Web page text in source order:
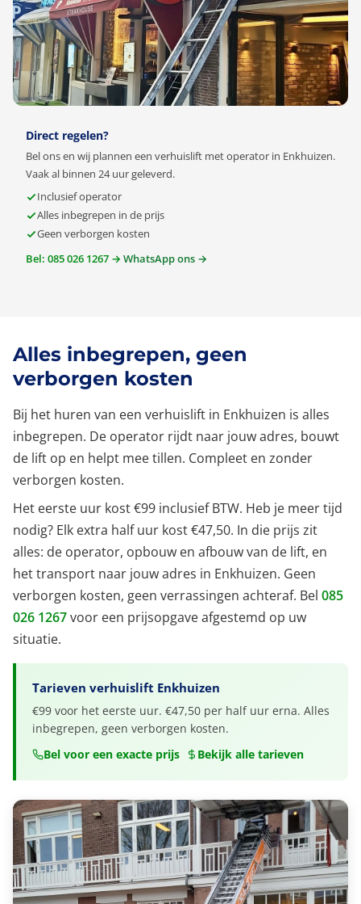
Direct regelen?
Bel ons en wij plannen een verhuislift met operator in Enkhuizen.
Vaak al binnen 24 uur geleverd.
Inclusief operator
Alles inbegrepen in de prijs
Geen verborgen kosten
Bel: 085 026 1267 → WhatsApp ons →
Alles inbegrepen, geen
verborgen kosten
Bij het huren van een verhuislift in Enkhuizen is alles
inbegrepen. De operator rijdt naar jouw adres, bouwt
de lift op en helpt mee tillen. Compleet en zonder
verborgen kosten.
Het eerste uur kost €99 inclusief BTW. Heb je meer tijd
nodig? Elk extra half uur kost €47,50. In die prijs zit
alles: de operator, opbouw en afbouw van de lift, en
het transport naar jouw adres in Enkhuizen. Geen
verborgen kosten, geen verrassingen achteraf. Bel 085
026 1267voor een prijsopgave afgestemd op uw
situatie.
Tarieven verhuislift Enkhuizen
€99 voor het eerste uur. €47,50 per half uur erna. Alles
inbegrepen, geen verborgen kosten.
Bel voor een exacte prijs
Bekijk alle tarieven